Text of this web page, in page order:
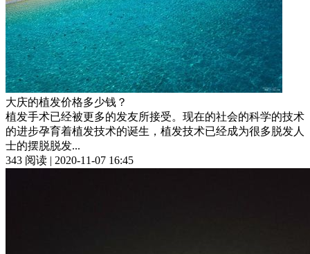
大庆的植发价格多少钱？
植发手术已经被更多的发友所接受。现在的社会的科学的技术
的进步孕育着植发技术的诞生，植发技术已经成为很多脱发人
士的摆脱脱发...
343 阅读 | 2020-11-07 16:45